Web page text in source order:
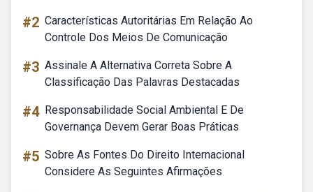
#2 Características Autoritárias Em Relação Ao
Controle Dos Meios De Comunicação
#3 Assinale A Alternativa Correta Sobre A
Classificação Das Palavras Destacadas
#4 Responsabilidade Social Ambiental E De
Governança Devem Gerar Boas Práticas
#5 Sobre As Fontes Do Direito Internacional
Considere As Seguintes Afirmações